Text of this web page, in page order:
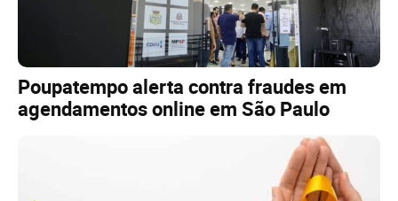
Poupatempo alerta contra fraudes em
agendamentos online em São Paulo